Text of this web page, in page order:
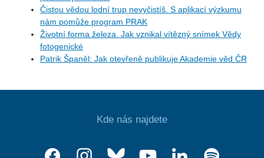
Čistou vědou lodní trup nevyčistíš. S aplikací výzkumu
nám pomůže program PRAK
Životní forma železa. Jak vznikal vítězný snímek Vědy
fotogenické
Patrik Španěl: Jak otevřeně publikuje Akademie věd ČR
Kde nás najdete